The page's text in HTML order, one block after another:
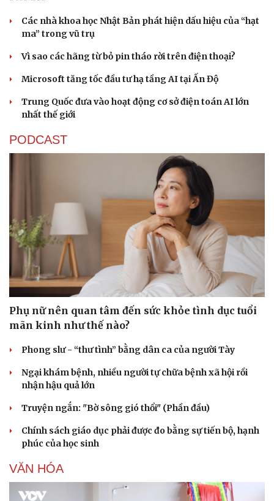
Thể thao
Bóng đá
Lịch thi đấu bóng đá
Thế giới thể thao
Hậu trường
Ô tô - Xe máy
Ô tô
Xe máy
Các nhà khoa học Nhật Bản phát hiện dấu hiệu của “hạt
ma” trong vũ trụ
Vì sao các hãng từ bỏ pin tháo rời trên điện thoại?
Microsoft tăng tốc đầu tư hạ tầng AI tại Ấn Độ
Trung Quốc đưa vào hoạt động cơ sở điện toán AI lớn
nhất thế giới
PODCAST
Phụ nữ nên quan tâm đến sức khỏe tình dục tuổi
mãn kinh như thế nào?
Phong slư - “thư tình” bằng dân ca của người Tày
Ngại khám bệnh, nhiều người tự chữa bệnh xã hội rồi
nhận hậu quả lớn
Truyện ngắn: "Bờ sông gió thổi" (Phần đầu)
Chính sách giáo dục phải được đo bằng sự tiến bộ, hạnh
phúc của học sinh
VĂN HÓA